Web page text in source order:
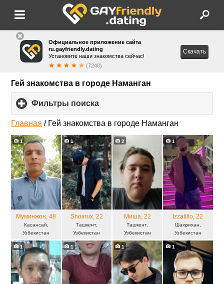
Официальное приложение сайта
ru.gayfriendly.dating
Установите наши знакомства сейчас!
(7248)
Скачать
Гей знакомства в городе Наманган
Фильтры поиска
to
expand
contents
Главная / Гей знакомства в городе Наманган
1
Муминжон, 48
Касансай,
Узбекистан
1
Shoxrux, 22
Ташкент,
Узбекистан
2
Миша, 22
Ташкент,
Узбекистан
1
Izzatillo, 22
Шахрихан,
Узбекистан
1 1 1 1